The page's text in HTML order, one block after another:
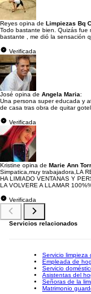
Reyes opina de Limpiezas Bq
Todo bastante bien. Quizás fue
bastante , me dió la sensación
Verificada
José opina de Angela Maria:
Una persona super educada y
de casa tras obra de quitar
Verificada
Kristine opina de Marie Ann
Simpatica,muy trabajadora,LA
HA LIMIADO VENTANAS Y
LA VOLVERE A LLAMAR
Verificada
Servicios relacionados
Servicio limpieza
Empleada de
Servicio
Asistentas del
Señoras de la
Matrimonio